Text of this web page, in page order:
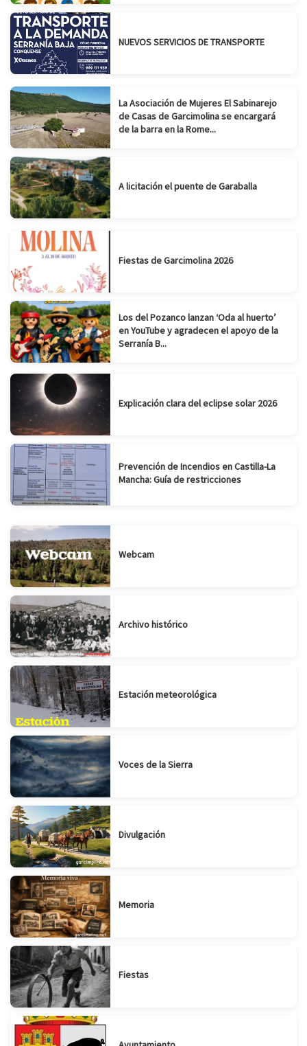
NUEVOS SERVICIOS DE TRANSPORTE
La Asociación de Mujeres El Sabinarejo
de Casas de Garcimolina se encargará
de la barra en la Rome...
A licitación el puente de Garaballa
Fiestas de Garcimolina 2026
Los del Pozanco lanzan ‘Oda al huerto’
en YouTube y agradecen el apoyo de la
Serranía B...
Explicación clara del eclipse solar 2026
Prevención de Incendios en Castilla-La
Mancha: Guía de restricciones
Webcam
Archivo histórico
Estación meteorológica
Voces de la Sierra
Divulgación
Memoria
Fiestas